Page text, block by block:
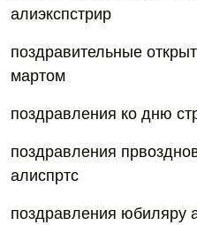
алиэкспстрир
поздравительные
мартом
поздравления ко дню
поздравления
алиспртс
поздравления юбиляру